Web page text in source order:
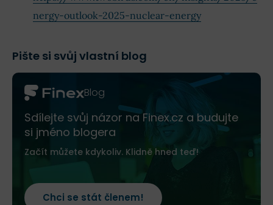
nergy-outlook-2025-nuclear-energy
Pište si svůj vlastní blog
Blog
Sdílejte svůj názor na Finex.cz a budujte
si jméno blogera
Začít můžete kdykoliv. Klidně hned teď!
Chci se stát členem!